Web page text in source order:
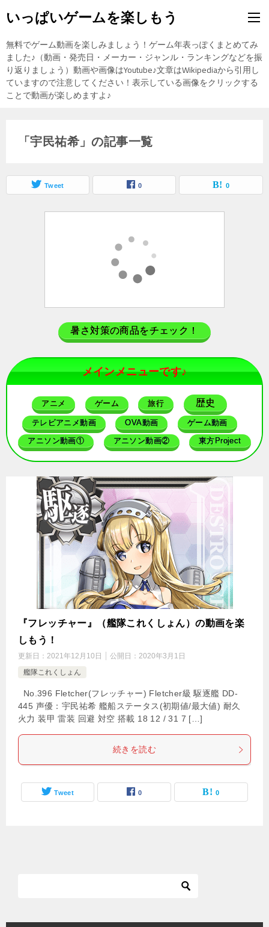
いっぱいゲームを楽しもう
無料でゲーム動画を楽しみましょう！ゲーム年表っぽくまとめてみ
ました♪（動画・発売日・メーカー・ジャンル・ランキングなどを振
り返りましょう）動画や画像はYoutube♪文章はWikipediaから引用し
ていますので注意してください！表示している画像をクリックする
ことで動画が楽しめますよ♪
「宇民祐希」の記事一覧
Tweet 0 0
暑さ対策の商品をチェック！
メインメニューです♪
アニメ ゲーム 旅行 歴史
テレビアニメ動画 OVA動画 ゲーム動画
アニソン動画① アニソン動画② 東方Project
『フレッチャー』（艦隊これくしょん）の動画を楽
しもう！
更新日： 2021年12月10日 公開日： 2020年3月1日
艦隊これくしょん
No.396 Fletcher(フレッチャー) Fletcher級 駆逐艦 DD-
445 声優：宇民祐希 艦船ステータス(初期値/最大値) 耐久
火力 装甲 雷装 回避 対空 搭載 18 12 / 31 7 […]
続きを読む
Tweet 0 0